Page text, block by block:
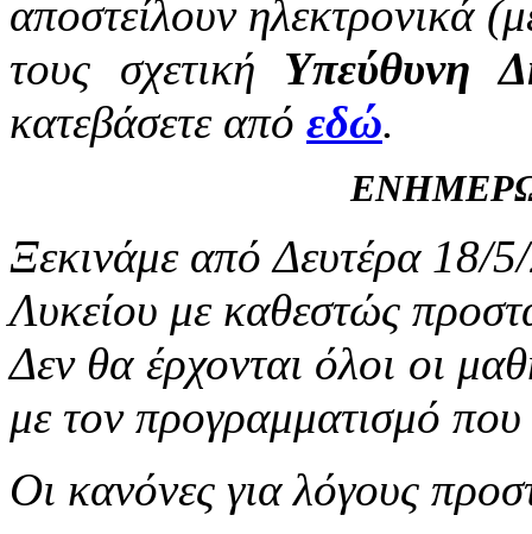
αποστείλουν ηλεκτρονικά
τους σχετική Υπεύθυνη
κατεβάσετε από εδώ.
Ξεκινάμε από Δευτέρα 18/
Λυκείου με καθεστώς
Δεν θα έρχονται όλοι οι
με τον προγραμματισμό που
Οι κανόνες για λόγους